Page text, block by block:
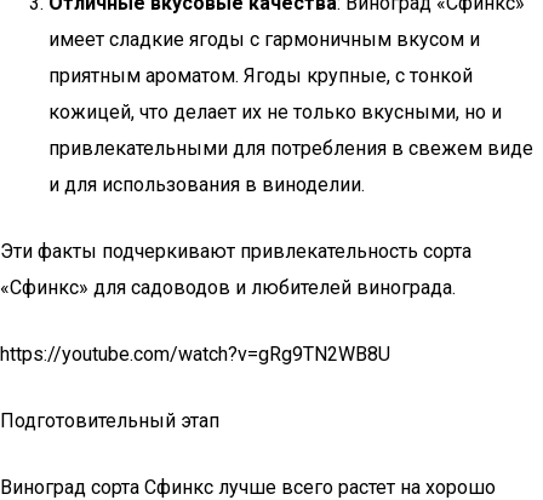
имеет сладкие ягоды с гармоничным вкусом и
приятным ароматом. Ягоды крупные, с тонкой
кожицей, что делает их не только вкусными, но и
привлекательными для потребления в свежем виде
и для использования в виноделии.
Эти факты подчеркивают привлекательность сорта
«Сфинкс» для садоводов и любителей винограда.
https://youtube.com/watch?v=gRg9TN2WB8U
Подготовительный этап
Виноград сорта Сфинкс лучше всего растет на хорошо